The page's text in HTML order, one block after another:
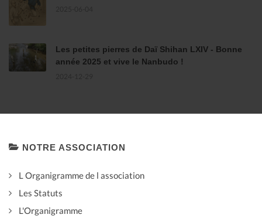
Les petites pierres de Daï Shihan LXIV - Bonne
année 2025 et vive le Nanbudo !
NOTRE ASSOCIATION
L Organigramme de l association
Les Statuts
L'Organigramme